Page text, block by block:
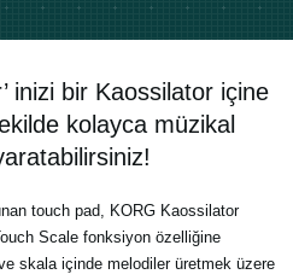
inizi bir Kaossilator içine
kolayca müzikal
touch pad, KORG Kaossilator
Scale fonksiyon özelliğine
skala içinde melodiler üretmek üzere